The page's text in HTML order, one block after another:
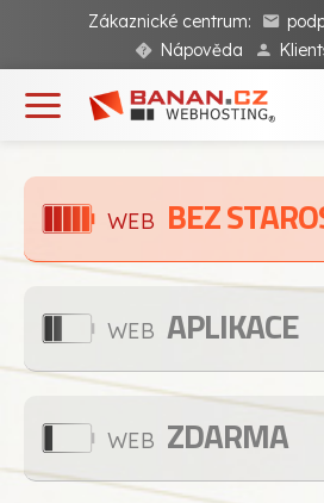
Zákaznické centrum:
Nápověda
WEB BEZ
WEB APLIKACE
WEB ZDARMA